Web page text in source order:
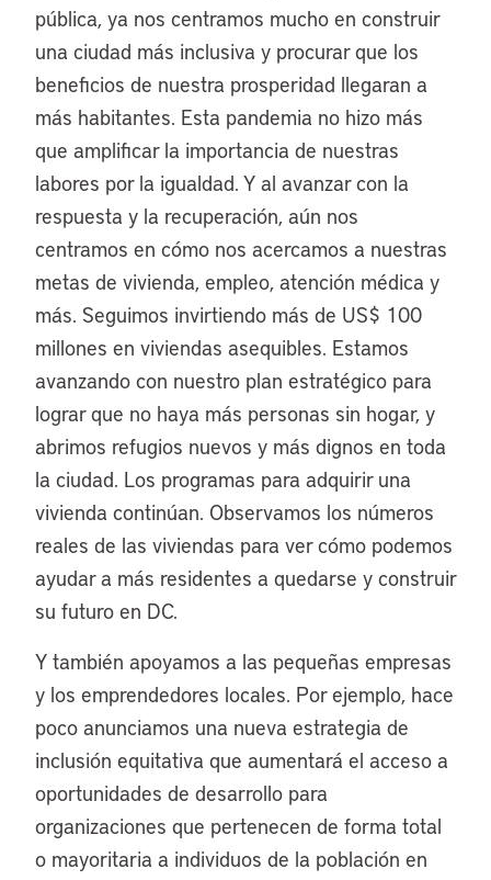
pública, ya nos centramos mucho en construir
una ciudad más inclusiva y procurar que los
beneficios de nuestra prosperidad llegaran a
más habitantes. Esta pandemia no hizo más
que amplificar la importancia de nuestras
labores por la igualdad. Y al avanzar con la
respuesta y la recuperación, aún nos
centramos en cómo nos acercamos a nuestras
metas de vivienda, empleo, atención médica y
más. Seguimos invirtiendo más de US$ 100
millones en viviendas asequibles. Estamos
avanzando con nuestro plan estratégico para
lograr que no haya más personas sin hogar, y
abrimos refugios nuevos y más dignos en toda
la ciudad. Los programas para adquirir una
vivienda continúan. Observamos los números
reales de las viviendas para ver cómo podemos
ayudar a más residentes a quedarse y construir
su futuro en DC.
Y también apoyamos a las pequeñas empresas
y los emprendedores locales. Por ejemplo, hace
poco anunciamos una nueva estrategia de
inclusión equitativa que aumentará el acceso a
oportunidades de desarrollo para
organizaciones que pertenecen de forma total
o mayoritaria a individuos de la población en